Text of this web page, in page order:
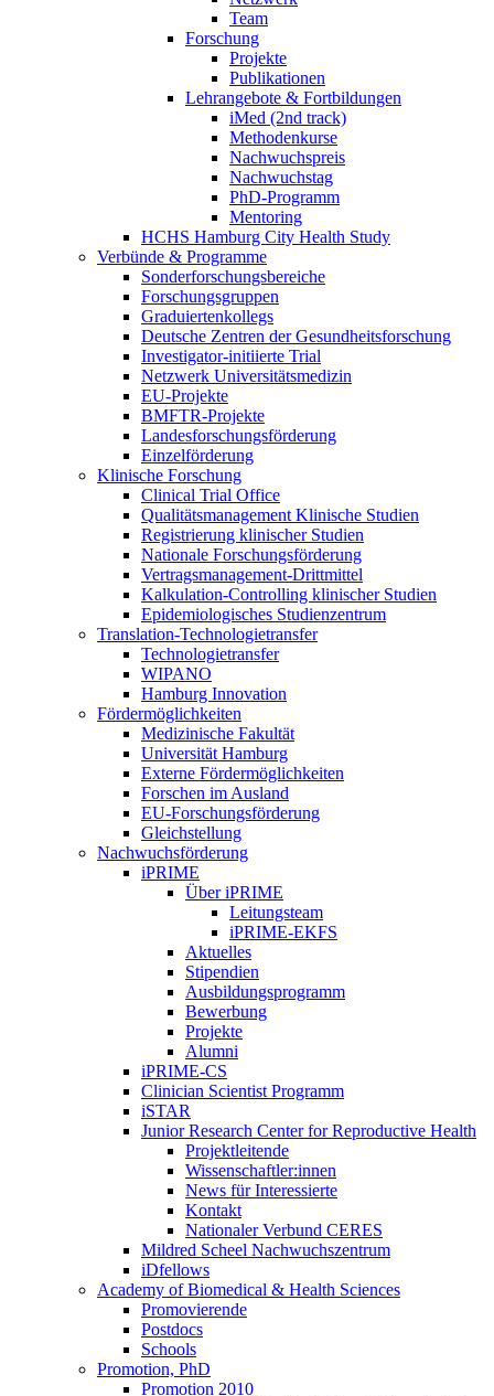
Team
Forschung
Projekte
Publikationen
Lehrangebote & Fortbildungen
iMed (2nd track)
Methodenkurse
Nachwuchspreis
Nachwuchstag
PhD-Programm
Mentoring
HCHS Hamburg City Health Study
Verbünde & Programme
Sonderforschungsbereiche
Forschungsgruppen
Graduiertenkollegs
Deutsche Zentren der Gesundheitsforschung
Investigator-initiierte Trial
Netzwerk Universitätsmedizin
EU-Projekte
BMFTR-Projekte
Landesforschungsförderung
Einzelförderung
Klinische Forschung
Clinical Trial Office
Qualitätsmanagement Klinische Studien
Registrierung klinischer Studien
Nationale Forschungsförderung
Vertragsmanagement-Drittmittel
Kalkulation-Controlling klinischer Studien
Epidemiologisches Studienzentrum
Translation-Technologietransfer
Technologietransfer
WIPANO
Hamburg Innovation
Fördermöglichkeiten
Medizinische Fakultät
Universität Hamburg
Externe Fördermöglichkeiten
Forschen im Ausland
EU-Forschungsförderung
Gleichstellung
Nachwuchsförderung
iPRIME
Über iPRIME
Leitungsteam
iPRIME-EKFS
Aktuelles
Stipendien
Ausbildungsprogramm
Bewerbung
Projekte
Alumni
iPRIME-CS
Clinician Scientist Programm
iSTAR
Junior Research Center for Reproductive Health
Projektleitende
Wissenschaftler:innen
News für Interessierte
Kontakt
Nationaler Verbund CERES
Mildred Scheel Nachwuchszentrum
iDfellows
Academy of Biomedical & Health Sciences
Promovierende
Postdocs
Schools
Promotion, PhD
Promotion 2010